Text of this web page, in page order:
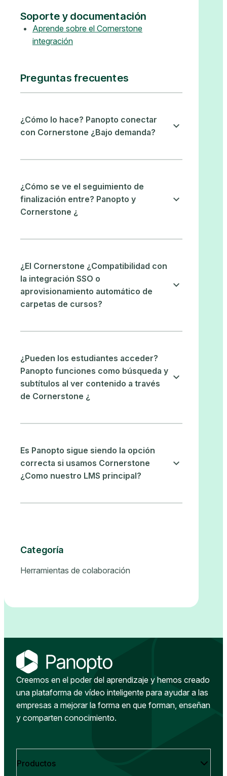
Soporte y documentación
Aprende sobre el Cornerstone
integración
Preguntas frecuentes
¿Cómo lo hace? Panopto conectar
con Cornerstone ¿Bajo demanda?
¿Cómo se ve el seguimiento de
finalización entre? Panopto y
Cornerstone ¿
¿El Cornerstone ¿Compatibilidad con
la integración SSO o
aprovisionamiento automático de
carpetas de cursos?
¿Pueden los estudiantes acceder?
Panopto funciones como búsqueda y
subtítulos al ver contenido a través
de Cornerstone ¿
Es Panopto sigue siendo la opción
correcta si usamos Cornerstone
¿Como nuestro LMS principal?
Categoría
Herramientas de colaboración
Creemos en el poder del aprendizaje y hemos creado
una plataforma de vídeo inteligente para ayudar a las
empresas a mejorar la forma en que forman, enseñan
y comparten conocimiento.
Productos